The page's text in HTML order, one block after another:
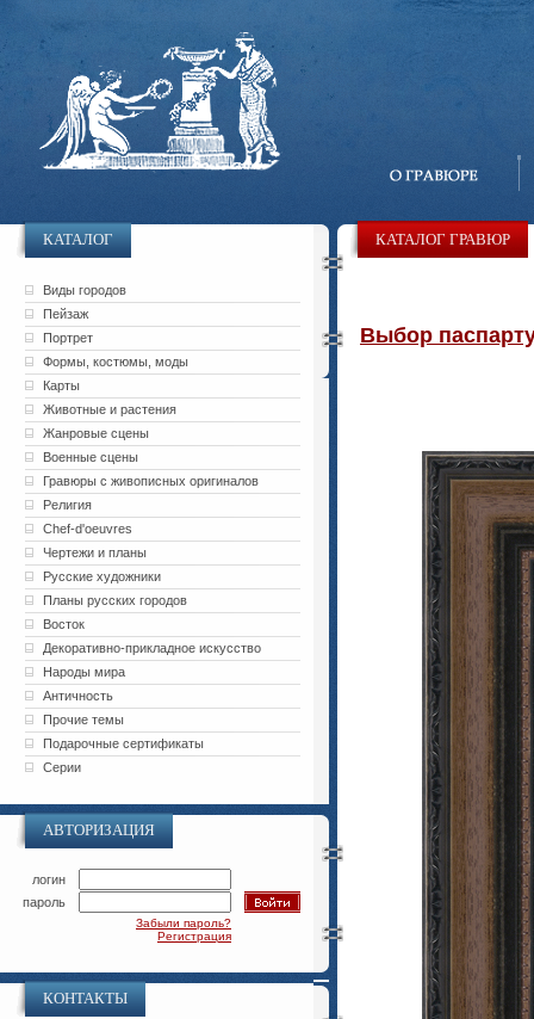
КАТАЛОГ
Виды городов
Пейзаж
Портрет
Формы, костюмы, моды
Карты
Животные и растения
Жанровые сцены
Военные сцены
Гравюры с живописных оригиналов
Религия
Chef-d'oeuvres
Чертежи и планы
Русские художники
Планы русских городов
Восток
Декоративно-прикладное искусство
Народы мира
Античность
Прочие темы
Подарочные сертификаты
Серии
АВТОРИЗАЦИЯ
логин
пароль
Забыли пароль?
Регистрация
КОНТАКТЫ
КАТАЛОГ ГРАВЮР
Выбор